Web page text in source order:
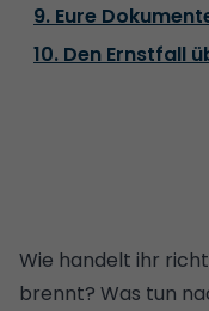
9. Eure
10. Den Ernstfall
Wie handelt ihr
brennt? Was tun